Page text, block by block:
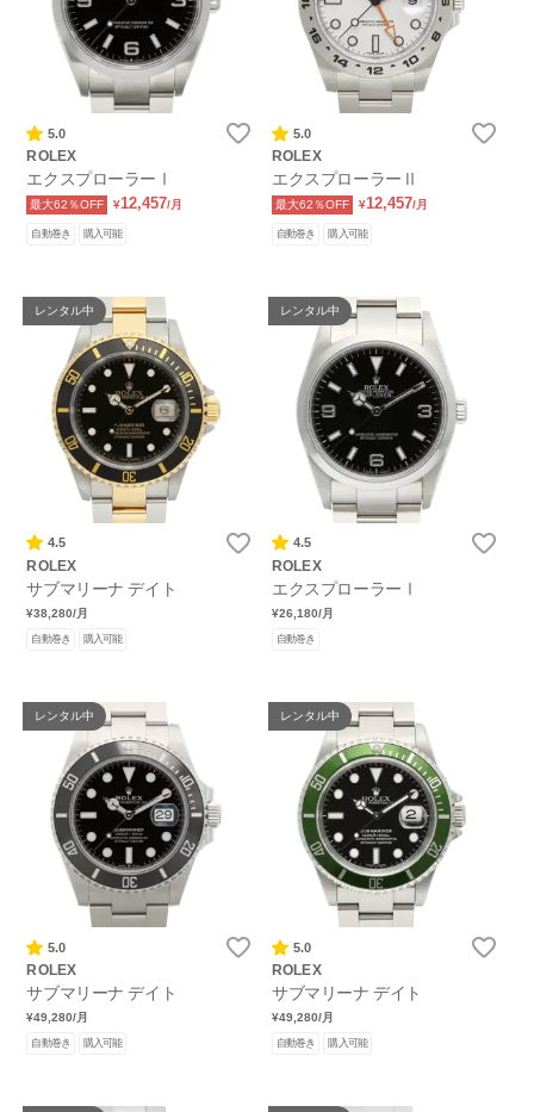
5.0
ROLEX
エクスプローラーⅠ
最大62％OFF ¥12,457/月
自動巻き 購入可能
5.0
ROLEX
エクスプローラーⅡ
最大62％OFF ¥12,457/月
自動巻き 購入可能
レンタル中
4.5
ROLEX
サブマリーナ デイト
¥38,280/月
自動巻き 購入可能
レンタル中
4.5
ROLEX
エクスプローラーⅠ
¥26,180/月
自動巻き
レンタル中
5.0
ROLEX
サブマリーナ デイト
¥49,280/月
自動巻き 購入可能
レンタル中
5.0
ROLEX
サブマリーナ デイト
¥49,280/月
自動巻き 購入可能